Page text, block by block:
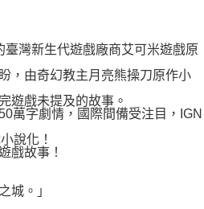
申辦者引起之損失，本公司不負相關責
將依據個別帳號之用戶狀況，依本公司即
有額度不足之情形，本公司將視審查結果
他人資訊註冊。若發現惡意使用之情形，
該用戶之使用額度並採取法律行動。
上)免運費
查看運費
灣新生代遊戲廠商艾可米遊戲原
，由奇幻教主月亮熊操刀原作小
遊戲未提及的故事。
萬字劇情，國際間備受注目，IGN
說化！
戲故事！
城。」